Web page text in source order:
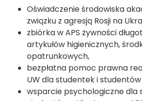
Oświadczenie środowiska
związku z agresją Rosji na
zbiórka w APS żywności
artykułów higienicznych,
opatrunkowych,
bezpłatna pomoc prawna
UW dla studentek i studentów
wsparcie psychologiczne dla